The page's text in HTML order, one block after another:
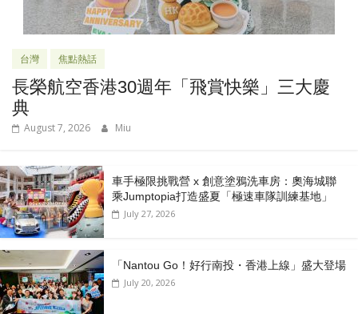
台灣 焦點熱話
長榮航空香港30週年「飛賞快樂」三大慶
典
August 7, 2026 Miu
車手極限挑戰營 x 創意塗鴉洗車房：奧海城聯
乘Jumptopia打造盛夏「極速車隊訓練基地」
July 27, 2026
「Nantou Go！好行南投・香港上線」盛大登場
July 20, 2026